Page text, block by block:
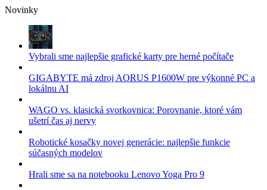
Skip
content
Novinky
Vybrali sme najlepšie grafické karty pre herné počítače
GIGABYTE má zdroj AORUS P1600W pre výkonné PC a
lokálnu AI
WAGO vs. klasická svorkovnica: Porovnanie, ktoré vám
ušetrí čas aj nervy
Robotické kosačky novej generácie: najlepšie funkcie
súčasných modelov
Hrali sme sa na notebooku Lenovo Yoga Pro 9